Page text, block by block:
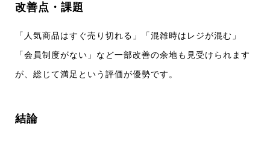
改善点・課題
「人気商品はすぐ売り切れる」「混雑時はレジが混む」
「会員制度がない」など一部改善の余地も見受けられます
が、総じて満足という評価が優勢です。​
結論